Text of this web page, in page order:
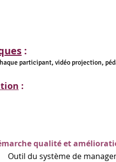
:
participant, vidéo projection,
:
qualité et
de management de